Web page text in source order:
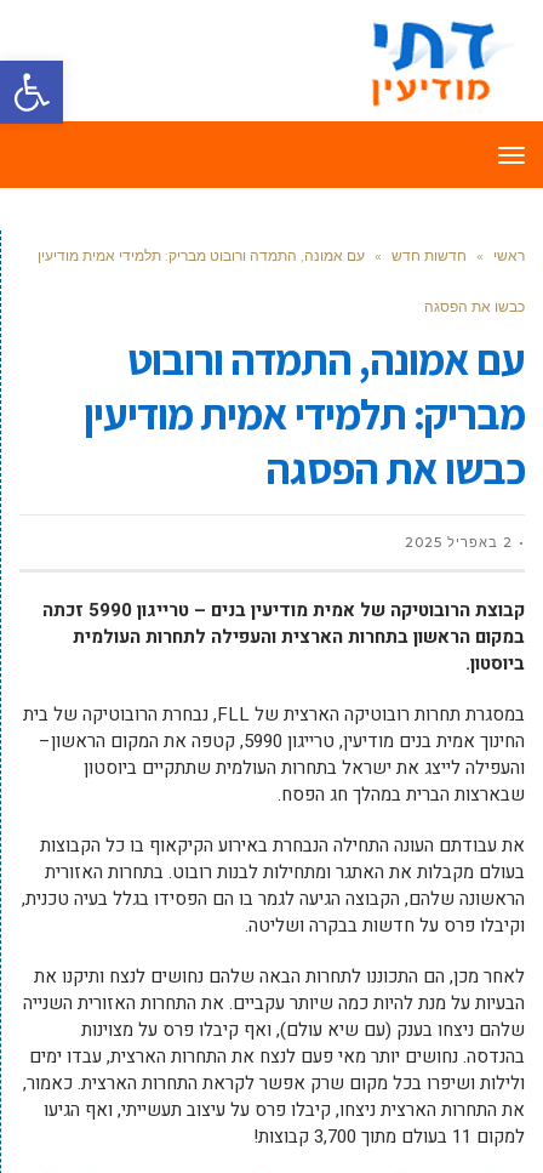
פתח
תפריט
ראשי » חדשות חדש » עם אמונה, התמדה ורובוט מבריק: תלמידי אמית מודיעין
כבשו את הפסגה
עם אמונה, התמדה ורובוט
מבריק: תלמידי אמית מודיעין
כבשו את הפסגה
2 באפריל 2025
קבוצת הרובוטיקה של אמית מודיעין בנים – טרייגון 5990 זכתה
במקום הראשון בתחרות הארצית והעפילה לתחרות העולמית
ביוסטון.
במסגרת תחרות רובוטיקה הארצית של FLL, נבחרת הרובוטיקה של בית
החינוך אמית בנים מודיעין, טרייגון 5990, קטפה את המקום הראשון–
והעפילה לייצג את ישראל בתחרות העולמית שתתקיים ביוסטון
שבארצות הברית במהלך חג הפסח.
את עבודתם העונה התחילה הנבחרת באירוע הקיקאוף בו כל הקבוצות
בעולם מקבלות את האתגר ומתחילות לבנות רובוט. בתחרות האזורית
הראשונה שלהם, הקבוצה הגיעה לגמר בו הם הפסידו בגלל בעיה טכנית,
וקיבלו פרס על חדשות בבקרה ושליטה.
לאחר מכן, הם התכוננו לתחרות הבאה שלהם נחושים לנצח ותיקנו את
הבעיות על מנת להיות כמה שיותר עקביים. את התחרות האזורית השנייה
שלהם ניצחו בענק (עם שיא עולם), ואף קיבלו פרס על מצוינות
בהנדסה. נחושים יותר מאי פעם לנצח את התחרות הארצית, עבדו ימים
ולילות ושיפרו בכל מקום שרק אפשר לקראת התחרות הארצית. כאמור,
את התחרות הארצית ניצחו, קיבלו פרס על עיצוב תעשייתי, ואף הגיעו
למקום 11 בעולם מתוך 3,700 קבוצות!